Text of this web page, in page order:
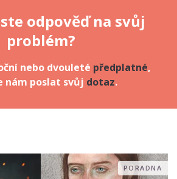
odpověď na svůj
problém?
nebo dvouleté předplatné,
nám poslat svůj dotaz.
PORADNA